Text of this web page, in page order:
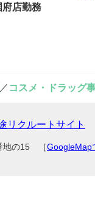
府店勤務
／ コスメ・ドラッグ
地の15 ［GoogleMap